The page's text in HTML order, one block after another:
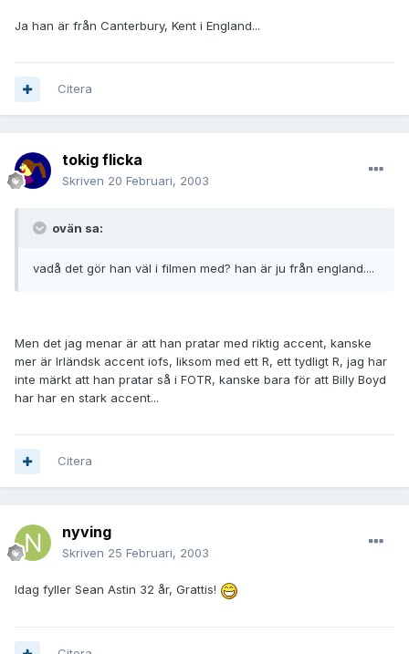
Ja han är från Canterbury, Kent i England...
Citera
tokig flicka
Skriven 20 Februari, 2003
ovän sa:
vadå det gör han väl i filmen med? han är ju från england....
Men det jag menar är att han pratar med riktig accent, kanske
mer är Irländsk accent iofs, liksom med ett R, ett tydligt R, jag har
inte märkt att han pratar så i FOTR, kanske bara för att Billy Boyd
har har en stark accent...
Citera
nyving
Skriven 25 Februari, 2003
Idag fyller Sean Astin 32 år, Grattis!